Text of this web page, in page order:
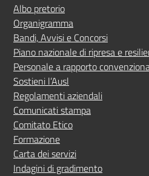
Albo pretorio
Organigramma
Bandi, Avvisi e Concorsi
Piano nazionale di ripresa e
Personale a rapporto
Sostieni l’Ausl
Regolamenti aziendali
Comunicati stampa
Comitato Etico
Formazione
Carta dei servizi
Indagini di gradimento